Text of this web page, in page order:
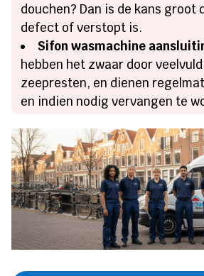
douchen? Dan is de kans groot
defect of verstopt is.
Sifon wasmachine
hebben het zwaar door
zeepresten, en dienen
en indien nodig vervangen te